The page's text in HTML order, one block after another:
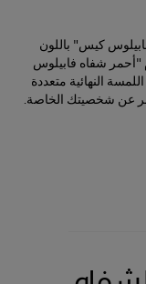
كيس" باللون
"أحمر شفاه فابيلوس
النهائية متعددة
عن شخصيتك الخاصة.